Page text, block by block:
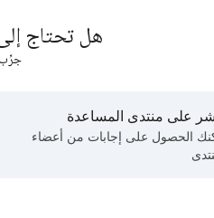
هل تحتاج
جرِّب
على منتدى المساعدة
الحصول على إجابات من أعضاء